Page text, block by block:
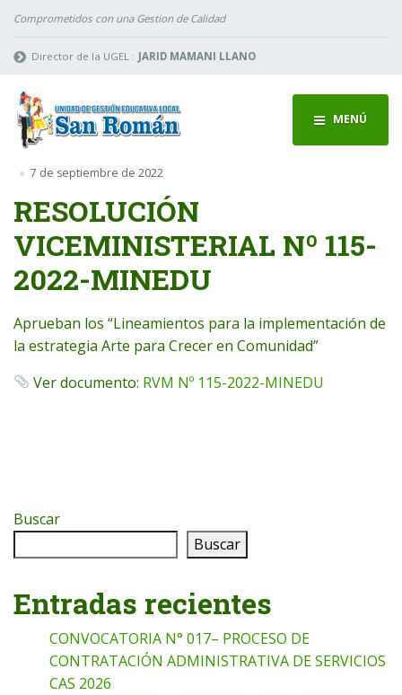
Comprometidos con una Gestion de Calidad
Director de la UGEL : JARID MAMANI LLANO
MENÚ
7 de septiembre de 2022
RESOLUCIÓN
VICEMINISTERIAL Nº 115-
2022-MINEDU
Aprueban los “Lineamientos para la implementación de
la estrategia Arte para Crecer en Comunidad”
Ver documento: RVM Nº 115-2022-MINEDU
Buscar
Buscar
Entradas recientes
CONVOCATORIA N° 017– PROCESO DE
CONTRATACIÓN ADMINISTRATIVA DE SERVICIOS
CAS 2026